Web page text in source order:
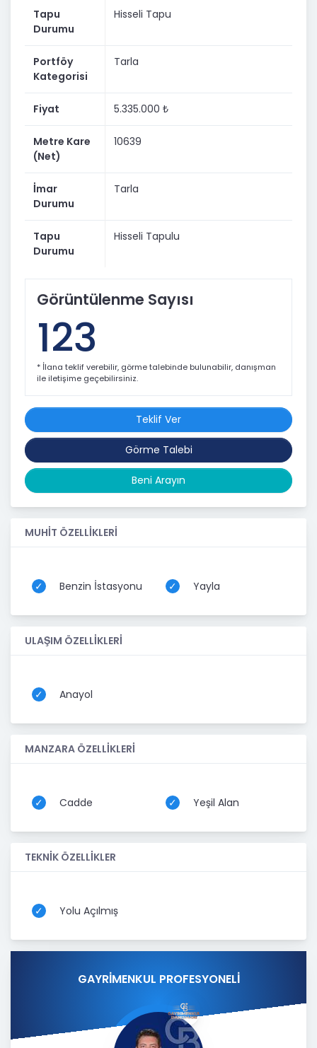
Tapu
Durumu
Hisseli Tapu
Portföy
Kategorisi
Tarla
Fiyat 5.335.000 ₺
Metre Kare
(Net)
10639
İmar
Durumu
Tarla
Tapu
Durumu
Hisseli Tapulu
Görüntülenme Sayısı
123
* İlana teklif verebilir, görme talebinde bulunabilir, danışman
ile iletişime geçebilirsiniz.
Teklif Ver
Görme Talebi
Beni Arayın
MUHİT ÖZELLİKLERİ
Benzin İstasyonu Yayla
ULAŞIM ÖZELLİKLERİ
Anayol
MANZARA ÖZELLİKLERİ
Cadde Yeşil Alan
TEKNİK ÖZELLİKLER
Yolu Açılmış
GAYRİMENKUL PROFESYONELİ